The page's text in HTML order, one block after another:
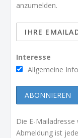
anzumelden.
Interesse
Allgemeine
Die E-
Abmeldung ist